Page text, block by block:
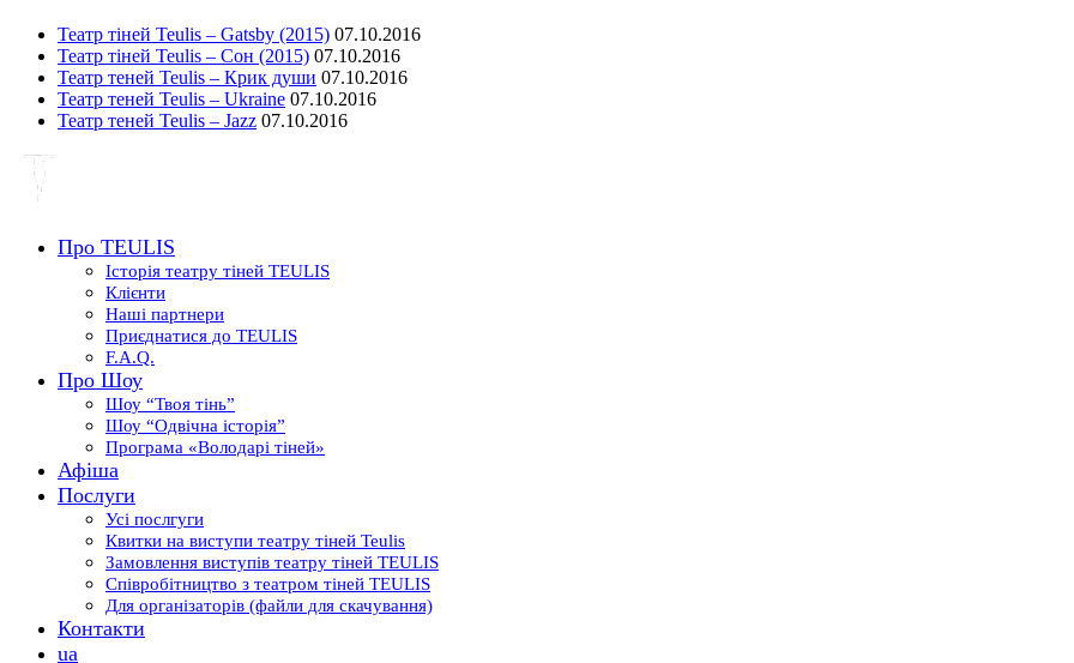
Театр тіней Teulis – Gatsby (2015) 07.10.2016
Театр тіней Teulis – Сон (2015) 07.10.2016
Театр теней Teulis – Крик души 07.10.2016
Театр теней Teulis – Ukraine 07.10.2016
Театр теней Teulis – Jazz 07.10.2016
Про TEULIS
Історія театру тіней TEULIS
Клієнти
Наші партнери
Приєднатися до TEULIS
F.A.Q.
Про Шоу
Шоу “Твоя тінь”
Шоу “Одвічна історія”
Програма «Володарі тіней»
Афіша
Послуги
Усі послгуги
Квитки на виступи театру тіней Teulis
Замовлення виступів театру тіней TEULIS
Співробітництво з театром тіней TEULIS
Для організаторів (файли для скачування)
Контакти
ua